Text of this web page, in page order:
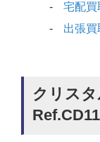
宅配買
出張買
クリス